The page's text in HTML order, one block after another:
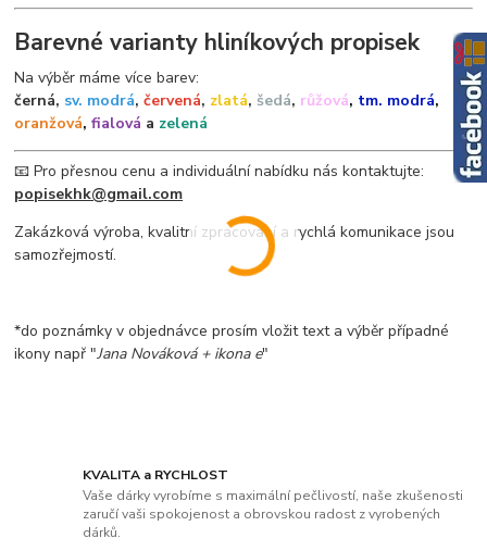
KVALITA a RYCHLOST
Vaše dárky vyrobíme s maximální pečlivostí, naše zkušenosti
zaručí vaši spokojenost a obrovskou radost z vyrobených
dárků.
Barevné varianty hliníkových propisek
Na výběr máme více barev:
černá, sv. modrá,červená, zlatá, šedá, růžová, tm. modrá,
oranžová,fialová a zelená
📧 Pro přesnou cenu a individuální nabídku nás kontaktujte:
popisekhk@gmail.com
Zakázková výroba, kvalitní zpracování a rychlá komunikace jsou
samozřejmostí.
*do poznámky v objednávce prosím vložit text a výběr případné
ikony např "Jana Nováková + ikona e"